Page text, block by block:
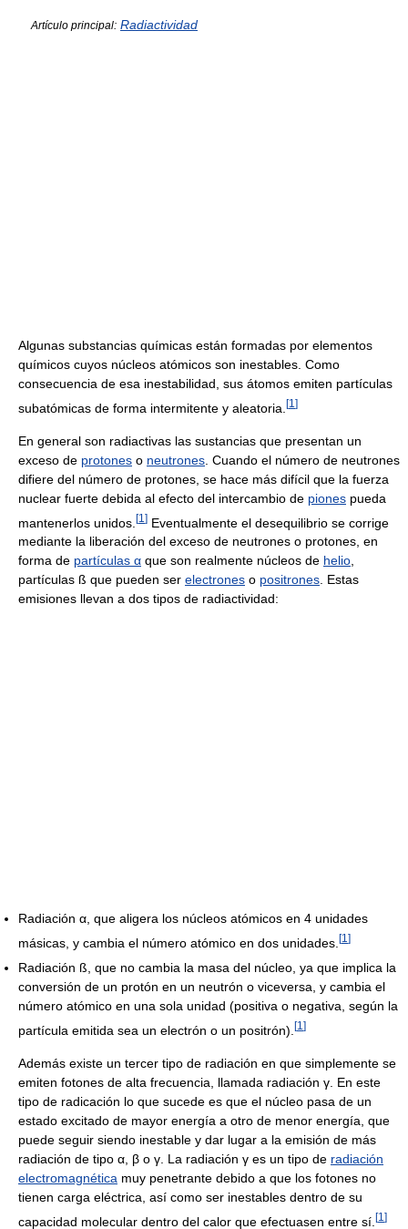
Artículo principal: Radiactividad
Algunas substancias químicas están formadas por elementos
químicos cuyos núcleos atómicos son inestables. Como
consecuencia de esa inestabilidad, sus átomos emiten partículas
subatómicas de forma intermitente y aleatoria. [1 ]
En general son radiactivas las sustancias que presentan un
exceso de protones o neutrones . Cuando el número de neutrones
difiere del número de protones, se hace más difícil que la fuerza
nuclear fuerte debida al efecto del intercambio de piones pueda
mantenerlos unidos. [1 ] Eventualmente el desequilibrio se corrige
mediante la liberación del exceso de neutrones o protones, en
forma de partículas α que son realmente núcleos de helio,
partículas ß que pueden ser electrones o positrones. Estas
emisiones llevan a dos tipos de radiactividad:
Radiación α, que aligera los núcleos atómicos en 4 unidades
másicas, y cambia el número atómico en dos unidades. [1 ]
Radiación ß, que no cambia la masa del núcleo, ya que implica la
conversión de un protón en un neutrón o viceversa, y cambia el
número atómico en una sola unidad (positiva o negativa, según la
partícula emitida sea un electrón o un positrón). [1 ]
Además existe un tercer tipo de radiación en que simplemente se
emiten fotones de alta frecuencia, llamada radiación γ. En este
tipo de radicación lo que sucede es que el núcleo pasa de un
estado excitado de mayor energía a otro de menor energía, que
puede seguir siendo inestable y dar lugar a la emisión de más
radiación de tipo α, β o γ. La radiación γ es un tipo de radiación
electromagnética muy penetrante debido a que los fotones no
tienen carga eléctrica, así como ser inestables dentro de su
capacidad molecular dentro del calor que efectuasen entre sí. [1 ]